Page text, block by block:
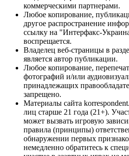
коммерческими партнерами.
Любое копирование,
другое распространение
ссылку на "Интерфакс-
воспрещается.
Владелец веб-страницы в
является автор публикации.
Любое копирование,
фотографий и/или
принадлежащих
запрещено.
Материалы сайта
лиц старше 21 года (21+).
может вызвать игровую
правила (принципы)
обнаружении первых
немедленно обратитесь к